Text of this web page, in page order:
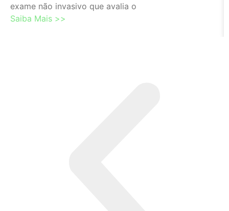
exame não invasivo que avalia o
Saiba Mais >>